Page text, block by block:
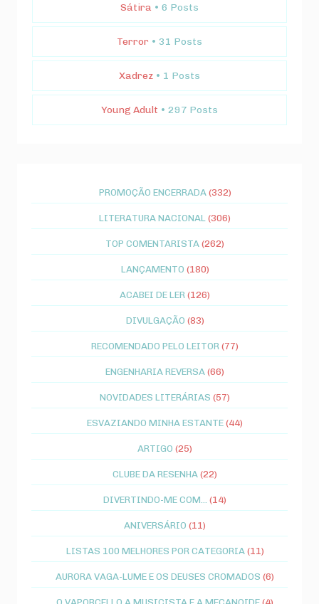
Sátira • 6 Posts
Terror • 31 Posts
Xadrez • 1 Posts
Young Adult • 297 Posts
PROMOÇÃO ENCERRADA (332)
LITERATURA NACIONAL (306)
TOP COMENTARISTA(262)
LANÇAMENTO (180)
ACABEI DE LER (126)
DIVULGAÇÃO (83)
RECOMENDADO PELO LEITOR (77)
ENGENHARIA REVERSA(66)
NOVIDADES LITERÁRIAS (57)
ESVAZIANDO MINHA ESTANTE(44)
ARTIGO (25)
CLUBE DA RESENHA(22)
DIVERTINDO-ME COM... (14)
ANIVERSÁRIO (11)
LISTAS 100 MELHORES POR CATEGORIA (11)
AURORA VAGA-LUME E OS DEUSES CROMADOS (6)
O VAPORCELLO A MUSICISTA E A MECANOIDE(4)